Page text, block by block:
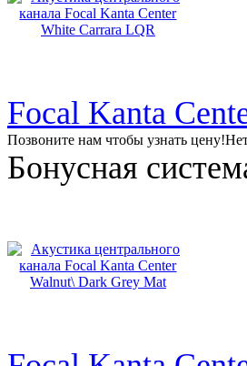
Focal Kanta
Позвоните нам чтобы узнать цену!
Бонусная